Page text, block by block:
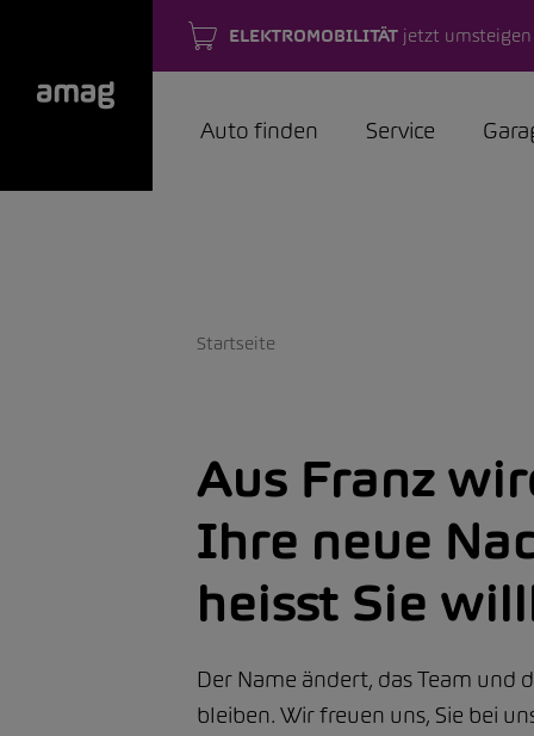
ELEKTROMOBILITÄTjetzt umsteigen
Auto finden Service
Startseite
Aus Franz
Ihre neue
heisst Sie
Der Name ändert, das Team und
bleiben. Wir freuen uns, Sie bei